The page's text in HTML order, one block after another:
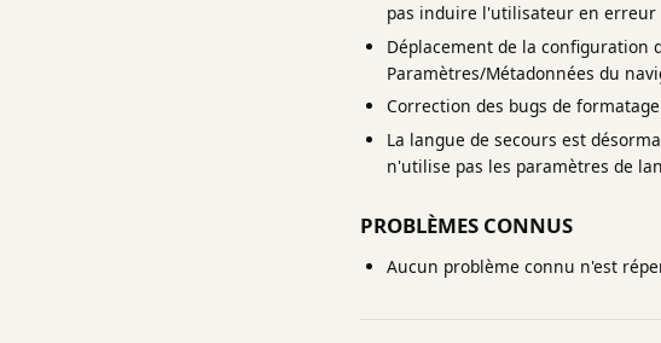
pas induire l'utilisateur en erreur
Déplacement de la configuration
Paramètres/Métadonnées du
Correction des bugs de
La langue de secours est
n'utilise pas les paramètres de
PROBLÈMES CONNUS
Aucun problème connu n'est